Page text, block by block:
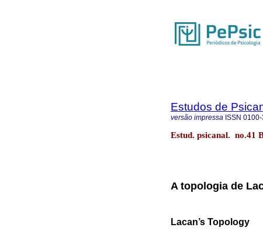
Estudos de
versão impressa ISSN
Estud. psicanal. no.41
A topologia de
Lacan’s Topology